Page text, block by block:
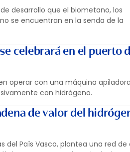
desarrollo que el biometano, los
se encuentran en la senda de la
celebrará en el puerto
operar con una máquina
con hidrógeno.
de valor del
del País Vasco, plantea una red de